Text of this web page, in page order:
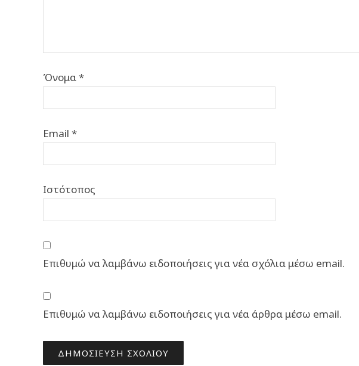
Όνομα*
Email *
Ιστότοπος
Επιθυμώ να λαμβάνω ειδοποιήσεις για νέα σχόλια μέσω email.
Επιθυμώ να λαμβάνω ειδοποιήσεις για νέα άρθρα μέσω email.